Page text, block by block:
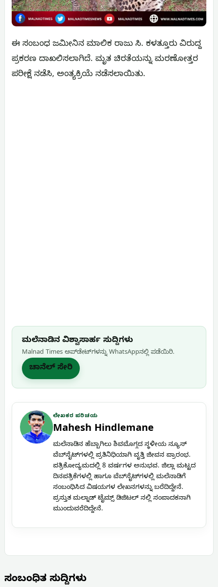
ಈ ಸಂಬಂಧ ಜಮೀನಿನ ಮಾಲಿಕ ರಾಜು ಸಿ. ಕಳತ್ತೂರು ವಿರುದ್ದ
ಪ್ರಕರಣ ದಾಖಲಿಸಲಾಗಿದೆ. ಮೃತ ಚಿರತೆಯನ್ನು ಮರಣೋತ್ತರ
ಪರೀಕ್ಷೆ ನಡೆಸಿ, ಅಂತ್ಯಕ್ರಿಯೆ ನಡೆಸಲಾಯಿತು.
ಮಲೆನಾಡಿನ ವಿಶ್ವಾಸಾರ್ಹ ಸುದ್ದಿಗಳು
Malnad Times ಅಪ್‌ಡೇಟ್‌ಗಳನ್ನು WhatsApp‌ನಲ್ಲಿ ಪಡೆಯಿರಿ.
ಚಾನೆಲ್ ಸೇರಿ
ಲೇಖಕರ ಪರಿಚಯ
Mahesh Hindlemane
ಮಲೆನಾಡಿನ ಹೆಬ್ಬಾಗಿಲು ಶಿವಮೊಗ್ಗದ ಸ್ಥಳೀಯ ನ್ಯೂಸ್
ವೆಬ್‌ಸೈಟ್‌ಗಳಲ್ಲಿ ಪ್ರತಿನಿಧಿಯಾಗಿ ವೃತ್ತಿ ಜೀವನ ಪ್ರಾರಂಭ.
ಪತ್ರಿಕೋದ್ಯಮದಲ್ಲಿ 8 ವರ್ಷಗಳ ಅನುಭವ. ಜಿಲ್ಲಾ ಮಟ್ಟದ
ದಿನಪತ್ರಿಕೆಗಳಲ್ಲಿ ಹಾಗೂ ವೆಬ್‌ಸೈಟ್‌ಗಳಲ್ಲಿ ಮಲೆನಾಡಿಗೆ
ಸಂಬಂಧಿಸಿದ ವಿಷಯಗಳ ಲೇಖನಗಳನ್ನು ಬರೆದಿದ್ದೇನೆ.
ಪ್ರಸ್ತುತ ಮಲ್ನಾಡ್ ಟೈಮ್ಸ್ ಡಿಜಿಟಲ್ ನಲ್ಲಿ ಸಂಪಾದಕನಾಗಿ
ಮುಂದುವರೆದಿದ್ದೇನೆ.
ಸಂಬಂಧಿತ ಸುದ್ದಿಗಳು